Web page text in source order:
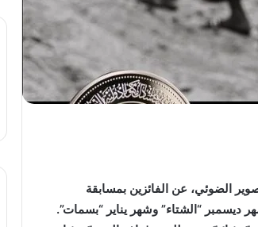
الضوئي، عن الفائزين بمسابقة
كان موضوع مسابقة شهر ديسمبر “الشتاء” وشهر يناير “بسمات”.